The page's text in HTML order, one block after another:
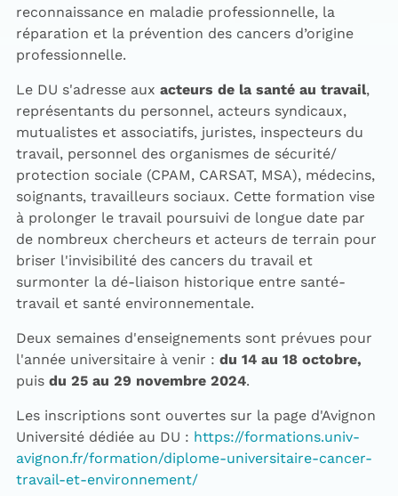
reconnaissance en maladie professionnelle, la
réparation et la prévention des cancers d’origine
professionnelle.
Le DU s'adresse aux acteurs de la santé au travail,
représentants du personnel, acteurs syndicaux,
mutualistes et associatifs, juristes, inspecteurs du
travail, personnel des organismes de sécurité/
protection sociale (CPAM, CARSAT, MSA), médecins,
soignants, travailleurs sociaux. Cette formation vise
à prolonger le travail poursuivi de longue date par
de nombreux chercheurs et acteurs de terrain pour
briser l'invisibilité des cancers du travail et
surmonter la dé-liaison historique entre santé-
travail et santé environnementale.
Deux semaines d'enseignements sont prévues pour
l'année universitaire à venir : du 14 au 18 octobre,
puis du 25 au 29 novembre 2024.
Les inscriptions sont ouvertes sur la page d'Avignon
Université dédiée au DU : https://formations.univ-
avignon.fr/formation/diplome-universitaire-cancer-
travail-et-environnement/